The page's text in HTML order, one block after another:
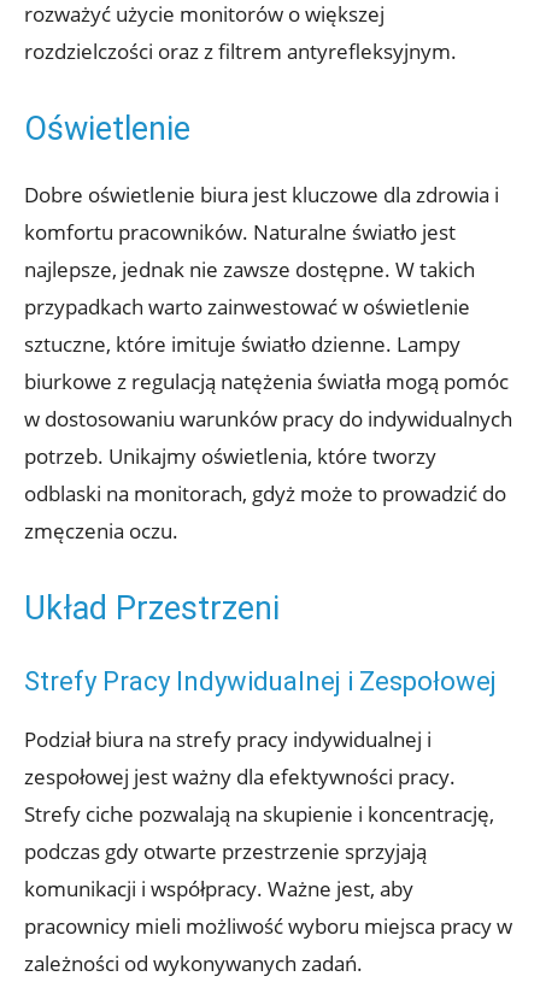
rozważyć użycie monitorów o większej
rozdzielczości oraz z filtrem antyrefleksyjnym.
Oświetlenie
Dobre oświetlenie biura jest kluczowe dla zdrowia i
komfortu pracowników. Naturalne światło jest
najlepsze, jednak nie zawsze dostępne. W takich
przypadkach warto zainwestować w oświetlenie
sztuczne, które imituje światło dzienne. Lampy
biurkowe z regulacją natężenia światła mogą pomóc
w dostosowaniu warunków pracy do indywidualnych
potrzeb. Unikajmy oświetlenia, które tworzy
odblaski na monitorach, gdyż może to prowadzić do
zmęczenia oczu.
Układ Przestrzeni
Strefy Pracy Indywidualnej i Zespołowej
Podział biura na strefy pracy indywidualnej i
zespołowej jest ważny dla efektywności pracy.
Strefy ciche pozwalają na skupienie i koncentrację,
podczas gdy otwarte przestrzenie sprzyjają
komunikacji i współpracy. Ważne jest, aby
pracownicy mieli możliwość wyboru miejsca pracy w
zależności od wykonywanych zadań.